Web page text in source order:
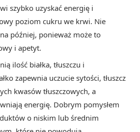
szybko uzyskać energię i
poziom cukru we krwi. Nie
później, ponieważ może to
i apetyt.
ilość białka, tłuszczu i
zapewnia uczucie sytości, tłuszcz
kwasów tłuszczowych, a
energię. Dobrym pomysłem
o niskim lub średnim